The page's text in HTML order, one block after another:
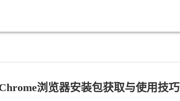
浏览器安装包获取与使用技巧